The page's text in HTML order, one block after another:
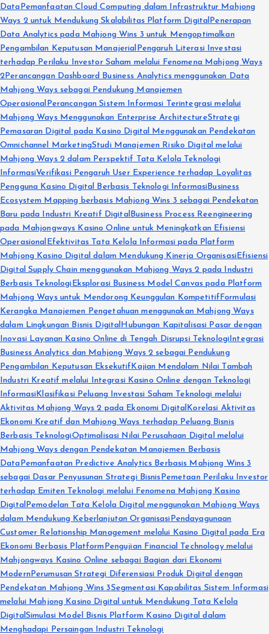
DataPemanfaatan Cloud Computing dalam Infrastruktur Mahjong
Ways 2 untuk Mendukung Skalabilitas Platform DigitalPenerapan
Data Analytics pada Mahjong Wins 3 untuk Mengoptimalkan
Pengambilan Keputusan ManajerialPengaruh Literasi Investasi
terhadap Perilaku Investor Saham melalui Fenomena Mahjong Ways
2Perancangan Dashboard Business Analytics menggunakan Data
Mahjong Ways sebagai Pendukung Manajemen
OperasionalPerancangan Sistem Informasi Terintegrasi melalui
Mahjong Ways Menggunakan Enterprise ArchitectureStrategi
Pemasaran Digital pada Kasino Digital Menggunakan Pendekatan
Omnichannel MarketingStudi Manajemen Risiko Digital melalui
Mahjong Ways 2 dalam Perspektif Tata Kelola Teknologi
InformasiVerifikasi Pengaruh User Experience terhadap Loyalitas
Pengguna Kasino Digital Berbasis Teknologi InformasiBusiness
Ecosystem Mapping berbasis Mahjong Wins 3 sebagai Pendekatan
Baru pada Industri Kreatif DigitalBusiness Process Reengineering
pada Mahjongways Kasino Online untuk Meningkatkan Efisiensi
OperasionalEfektivitas Tata Kelola Informasi pada Platform
Mahjong Kasino Digital dalam Mendukung Kinerja OrganisasiEfisiensi
Digital Supply Chain menggunakan Mahjong Ways 2 pada Industri
Berbasis TeknologiEksplorasi Business Model Canvas pada Platform
Mahjong Ways untuk Mendorong Keunggulan KompetitifFormulasi
Kerangka Manajemen Pengetahuan menggunakan Mahjong Ways
dalam Lingkungan Bisnis DigitalHubungan Kapitalisasi Pasar dengan
Inovasi Layanan Kasino Online di Tengah Disrupsi TeknologiIntegrasi
Business Analytics dan Mahjong Ways 2 sebagai Pendukung
Pengambilan Keputusan EksekutifKajian Mendalam Nilai Tambah
Industri Kreatif melalui Integrasi Kasino Online dengan Teknologi
InformasiKlasifikasi Peluang Investasi Saham Teknologi melalui
Aktivitas Mahjong Ways 2 pada Ekonomi DigitalKorelasi Aktivitas
Ekonomi Kreatif dan Mahjong Ways terhadap Peluang Bisnis
Berbasis TeknologiOptimalisasi Nilai Perusahaan Digital melalui
Mahjong Ways dengan Pendekatan Manajemen Berbasis
DataPemanfaatan Predictive Analytics Berbasis Mahjong Wins 3
sebagai Dasar Penyusunan Strategi BisnisPemetaan Perilaku Investor
terhadap Emiten Teknologi melalui Fenomena Mahjong Kasino
DigitalPemodelan Tata Kelola Digital menggunakan Mahjong Ways
dalam Mendukung Keberlanjutan OrganisasiPendayagunaan
Customer Relationship Management melalui Kasino Digital pada Era
Ekonomi Berbasis PlatformPengujian Financial Technology melalui
Mahjongways Kasino Online sebagai Bagian dari Ekonomi
ModernPerumusan Strategi Diferensiasi Produk Digital dengan
Pendekatan Mahjong Wins 3Segmentasi Kapabilitas Sistem Informasi
melalui Mahjong Kasino Digital untuk Mendukung Tata Kelola
DigitalSimulasi Model Bisnis Platform Kasino Digital dalam
Menghadapi Persaingan Industri Teknologi